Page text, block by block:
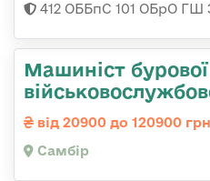
412 ОББпС 101 ОБрО ГШ
Машиніст
від 20900 до 120900 грн
Самбір